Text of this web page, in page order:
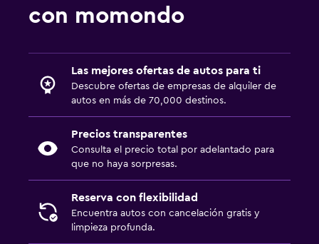
con momondo
Las mejores ofertas de autos para ti
Descubre ofertas de empresas de alquiler de
autos en más de 70,000 destinos.
Precios transparentes
Consulta el precio total por adelantado para
que no haya sorpresas.
Reserva con flexibilidad
Encuentra autos con cancelación gratis y
limpieza profunda.